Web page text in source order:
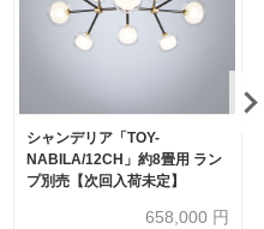
シャンデリア「TOY-
NABILA/12CH」約8畳用 ラン
プ別売【次回入荷未定】
658,000 円